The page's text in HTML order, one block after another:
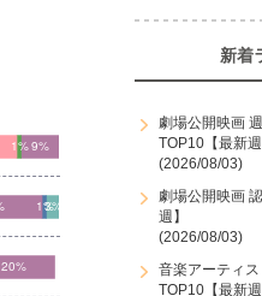
新着
劇場公開映画
TOP10【最新週
(2026/08/03)
劇場公開映画
週】
(2026/08/03)
音楽アーティ
TOP10【最新週